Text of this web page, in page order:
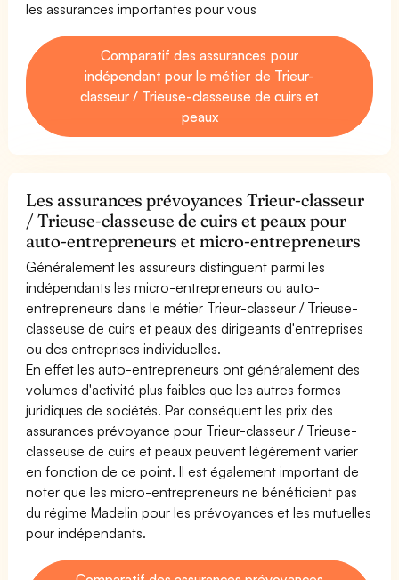
les assurances importantes pour vous
Comparatif des assurances pour
indépendant pour le métier de Trieur-
classeur / Trieuse-classeuse de cuirs et
peaux
Les assurances prévoyances Trieur-classeur
/ Trieuse-classeuse de cuirs et peaux pour
auto-entrepreneurs et micro-entrepreneurs
Généralement les assureurs distinguent parmi les
indépendants les micro-entrepreneurs ou auto-
entrepreneurs dans le métier Trieur-classeur / Trieuse-
classeuse de cuirs et peaux des dirigeants d'entreprises
ou des entreprises individuelles.
En effet les auto-entrepreneurs ont généralement des
volumes d'activité plus faibles que les autres formes
juridiques de sociétés. Par conséquent les prix des
assurances prévoyance pour Trieur-classeur / Trieuse-
classeuse de cuirs et peaux peuvent légèrement varier
en fonction de ce point. Il est également important de
noter que les micro-entrepreneurs ne bénéficient pas
du régime Madelin pour les prévoyances et les mutuelles
pour indépendants.